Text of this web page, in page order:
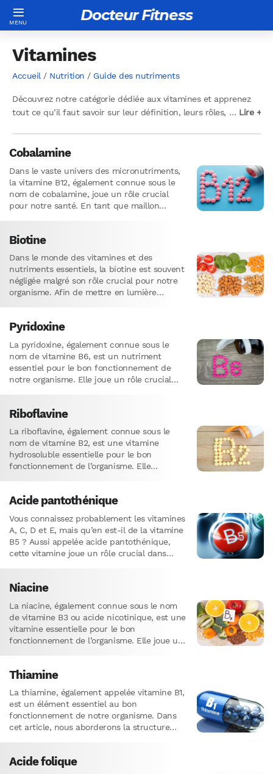
Docteur Fitness
Vitamines
Accueil / Nutrition / Guide des nutriments
Découvrez notre catégorie dédiée aux vitamines et apprenez
tout ce qu’il faut savoir sur leur définition, leurs rôles, leurs
suffisamment de vitamines dans votre alimentation grâce aux
meilleurs aliments qui en contiennent.
… Lire +
… Lire +
Cobalamine
Dans le vaste univers des micronutriments,
la vitamine B12, également connue sous le
nom de cobalamine, joue un rôle crucial
pour notre santé. En tant que maillon
Biotine
Dans le monde des vitamines et des
nutriments essentiels, la biotine est souvent
négligée malgré son rôle crucial pour notre
organisme. Afin de mettre en lumière
Pyridoxine
La pyridoxine, également connue sous le
nom de vitamine B6, est un nutriment
essentiel pour le bon fonctionnement de
notre organisme. Elle joue un rôle crucial
Riboflavine
La riboflavine, également connue sous le
nom de vitamine B2, est une vitamine
hydrosoluble essentielle pour le bon
fonctionnement de l’organisme. Elle
Acide pantothénique
Vous connaissez probablement les vitamines
A, C, D et E, mais qu’en est-il de la vitamine
B5 ? Aussi appelée acide pantothénique,
cette vitamine joue un rôle crucial dans
Niacine
La niacine, également connue sous le nom
de vitamine B3 ou acide nicotinique, est une
vitamine essentielle pour le bon
fonctionnement de l’organisme. Elle joue un
Thiamine
La thiamine, également appelée vitamine B1,
est un élément essentiel au bon
fonctionnement de notre organisme. Dans
cet article, nous aborderons la structure
Acide folique